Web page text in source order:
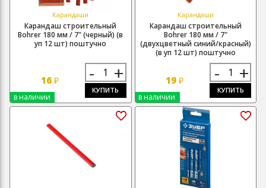
Карандаши
Карандаш строительный
Bohrer 180 мм / 7" (черный) (в
уп 12 шт) поштучно
16 ₽ - +
КУПИТЬ
в наличии
Карандаши
Карандаш строительный
Bohrer 180 мм / 7"
(двухцветный синий/красный)
(в уп 12 шт) поштучно
19₽ - +
КУПИТЬ
в наличии